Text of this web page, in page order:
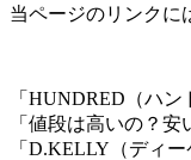
当ページのリンクに
「HUNDRED（ハ
「値段は高いの？安
「D.KELLY（ディ